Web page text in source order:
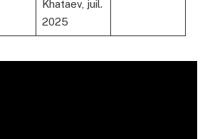
Khataev, juil.
2025